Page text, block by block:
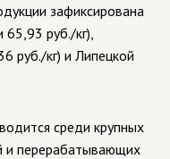
зафиксирована
руб./кг),
руб./кг) и Липецкой
среди крупных
и перерабатывающих